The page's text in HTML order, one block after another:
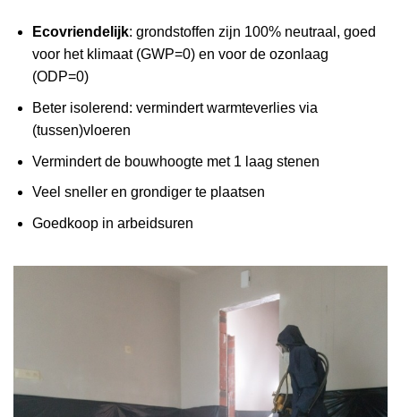
Ecovriendelijk: grondstoffen zijn 100% neutraal, goed
voor het klimaat (GWP=0) en voor de ozonlaag
(ODP=0)
Beter isolerend: vermindert warmteverlies via
(tussen)vloeren
Vermindert de bouwhoogte met 1 laag stenen
Veel sneller en grondiger te plaatsen
Goedkoop in arbeidsuren